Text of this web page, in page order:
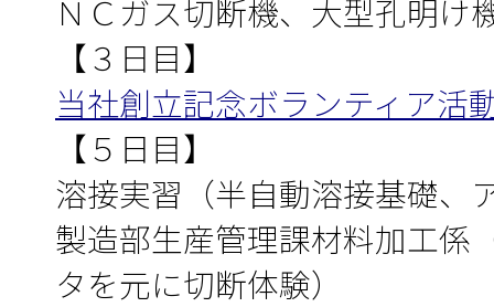
ＮＣガス切断機、大型孔明け
【３日目】
当社創立記念ボランティア活
【５日目】
溶接実習（半自動溶接基礎、
製造部生産管理課材料加工係
タを元に切断体験）